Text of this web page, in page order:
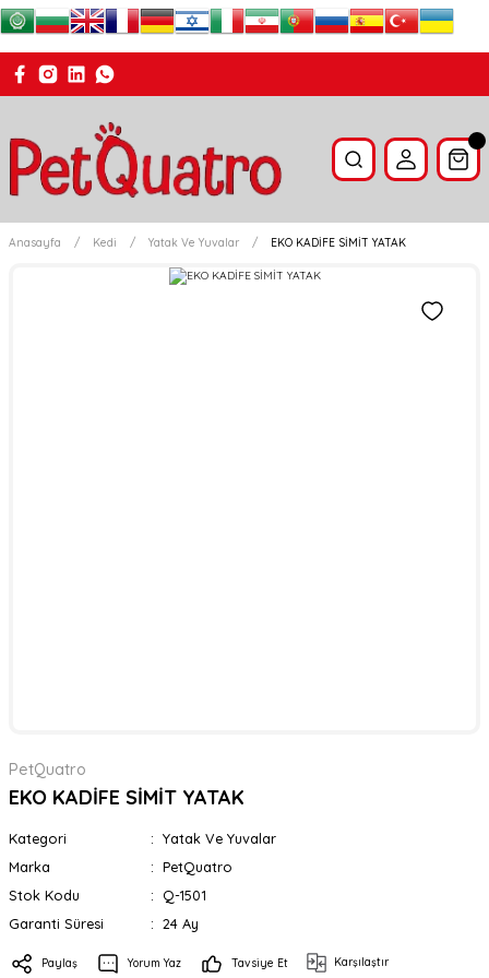
Anasayfa Kedi Yatak Ve Yuvalar EKO KADİFE SİMİT YATAK
PetQuatro
EKO KADİFE SİMİT YATAK
Kategori
Yatak Ve Yuvalar
Marka
PetQuatro
Stok Kodu
Q-1501
Garanti Süresi
24 Ay
Paylaş Yorum Yaz Tavsiye Et Karşılaştır